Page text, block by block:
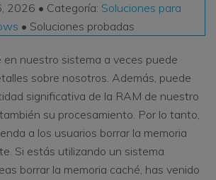
Gratis
datos perdidos/eliminados gratis
Datos
2026 • Categoría: Soluciones para
• Soluciones probadas
en nuestro sistema a veces puede
sobre nosotros. Además, puede
significativa de la RAM de nuestro
su procesamiento. Por lo tanto,
a los usuarios borrar la memoria
Si estás utilizando un sistema
borrar la memoria caché, has venido